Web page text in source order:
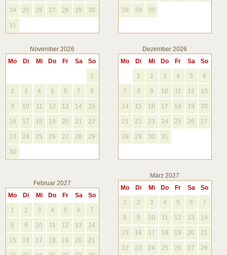
24 25 26 27 28 29 30
31
28 29 30
November 2026
Mo
Di Mi Do Fr Sa So
1
2 3 4 5 6 7 8
9 10 11 12 13 14 15
16 17 18 19 20 21 22
23 24 25 26 27 28 29
30
Dezember 2026
Mo
Di Mi Do Fr Sa So
1 2 3 4 5 6
7 8 9 10 11 12 13
14 15 16 17 18 19 20
21 22 23 24 25 26 27
28 29 30 31
Februar 2027
Mo
Di Mi Do Fr Sa So
1 2 3 4 5 6 7
8 9 10 11 12 13 14
15 16 17 18 19 20 21
März 2027
Mo
Di Mi Do Fr Sa So
1 2 3 4 5 6 7
8 9 10 11 12 13 14
15 16 17 18 19 20 21
22 23 24 25 26 27 28